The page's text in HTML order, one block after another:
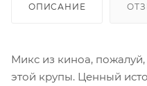
ОПИСАНИЕ
Микс из киноа,
этой крупы. Ценный